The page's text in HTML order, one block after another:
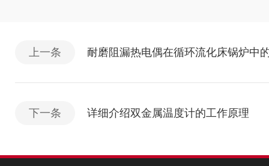
上一条 耐磨阻漏热电偶在循环流化床锅炉中
下一条 详细介绍双金属温度计的工作原理